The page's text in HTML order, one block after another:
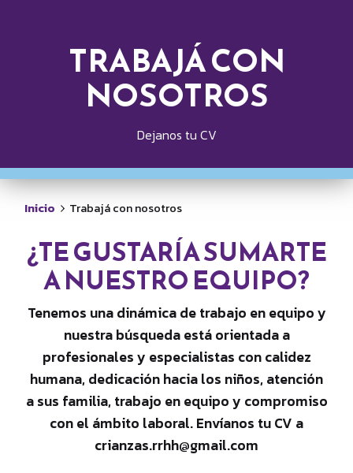
TRABAJÁ CON
NOSOTROS
Dejanos tu CV
Inicio Trabajá con nosotros
¿TE GUSTARÍA SUMARTE
A NUESTRO EQUIPO?
Tenemos una dinámica de trabajo en equipo y
nuestra búsqueda está orientada a
profesionales y especialistas con calidez
humana, dedicación hacia los niños, atención
a sus familia, trabajo en equipo y compromiso
con el ámbito laboral. Envíanos tu CV a
crianzas.rrhh@gmail.com